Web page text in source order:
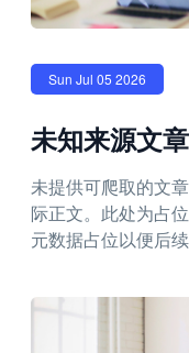
Sun Jul 05 2026
未知来源文章
未提供可爬取的文
际正文。此处为占
元数据占位以便后续